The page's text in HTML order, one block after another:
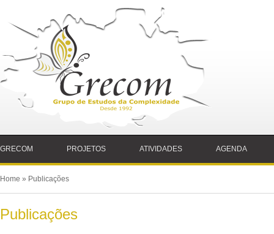
GRECOM PROJETOS ATIVIDADES AGENDA
Home » Publicações
Publicações